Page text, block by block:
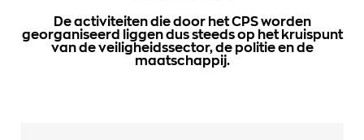
De activiteiten die door het CPS worden
georganiseerd liggen dus steeds op het kruispunt
van de veiligheidssector, de politie en de
maatschappij.